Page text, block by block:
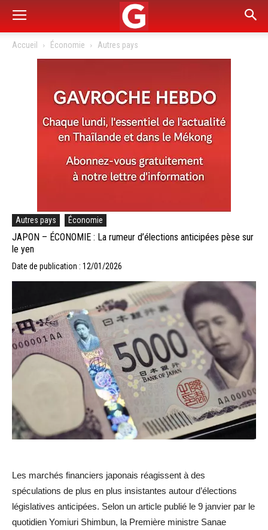
Accueil Économie Autres pays
Autres pays Économie
JAPON – ÉCONOMIE : La rumeur d’élections anticipées pèse sur
le yen
Date de publication : 12/01/2026
Les marchés financiers japonais réagissent à des
spéculations de plus en plus insistantes autour d’élections
législatives anticipées. Selon un article publié le 9 janvier par le
quotidien Yomiuri Shimbun, la Première ministre Sanae